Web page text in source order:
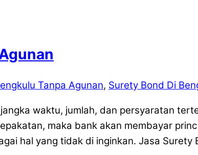
Tanpa Agunan, Surety Bond Di
waktu, jumlah, dan persyaratan
maka bank akan membayar
hal yang tidak di inginkan. Jasa Surety